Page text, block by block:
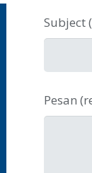
Subject
Pesan